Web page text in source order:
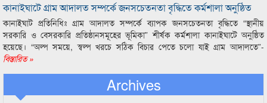
কানাইঘাটে গ্রাম আদালত সম্পর্কে জনসচেতনতা বৃদ্ধিতে কর্মশালা অনুষ্ঠিত
কানাইঘাট প্রতিনিধিঃ গ্রাম আদালত সম্পর্কে ব্যাপক জনসচেতনতা বৃদ্ধিতে “স্থানীয়
সরকারি ও বেসরকারি প্রতিষ্ঠানসমূহের ভূমিকা” শীর্ষক কর্মশালা কানাইঘাটে অনুষ্ঠিত
হয়েছে। “অল্প সময়ে, স্বল্প খরচে সঠিক বিচার পেতে চলো যাই গ্রাম আদালতে”-
বিস্তারিত »
Archives